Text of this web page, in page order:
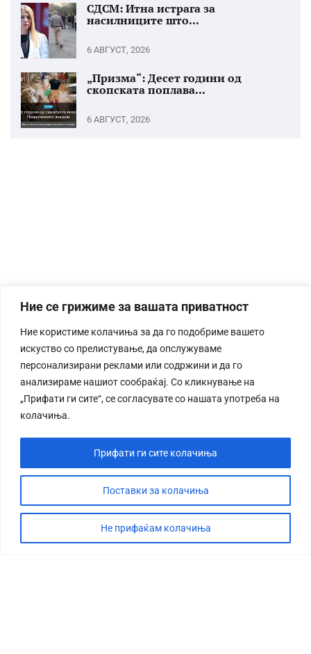
Ние се грижиме за вашата приватност
Ние користиме колачиња за да го подобриме вашето
искуство со прелистување, да опслужуваме
персонализирани реклами или содржини и да го
анализираме нашиот сообраќај. Со кликнување на
„Прифати ги сите“, се согласувате со нашата употреба на
колачиња.
Поставки за колачиња
Не прифаќам колачиња
Прифати ги сите колачиња
СДСМ: Итна истрага за
насилниците што...
6 АВГУСТ, 2026
„Призма“: Десет години од
скопската поплава...
6 АВГУСТ, 2026